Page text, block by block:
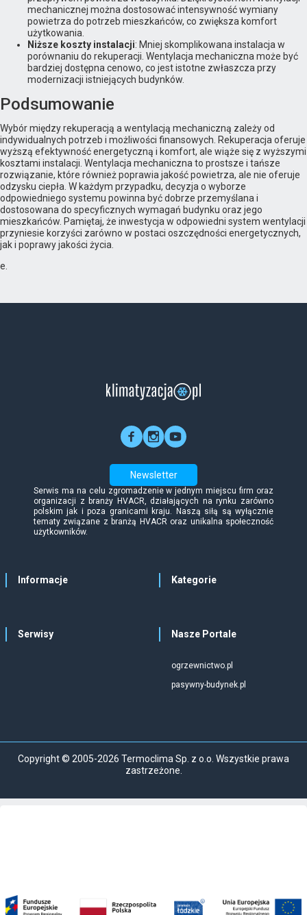
mechanicznej można dostosować intensywność wymiany
powietrza do potrzeb mieszkańców, co zwiększa komfort
użytkowania.
Niższe koszty instalacji: Mniej skomplikowana instalacja w
porównaniu do rekuperacji. Wentylacja mechaniczna może być
bardziej dostępna cenowo, co jest istotne zwłaszcza przy
modernizacji istniejących budynków.
Podsumowanie
Wybór między rekuperacją a wentylacją mechaniczną zależy od
indywidualnych potrzeb i możliwości finansowych. Rekuperacja oferuje
wyższą efektywność energetyczną i komfort, ale wiąże się z wyższymi
kosztami instalacji. Wentylacja mechaniczna to prostsze i tańsze
rozwiązanie, które również poprawia jakość powietrza, ale nie oferuje
odzysku ciepła. W każdym przypadku, decyzja o wyborze
odpowiedniego systemu powinna być dobrze przemyślana i
dostosowana do specyficznych wymagań budynku oraz jego
mieszkańców. Pamiętaj, że inwestycja w odpowiedni system wentylacji
przyniesie korzyści zarówno w postaci oszczędności energetycznych,
jak i poprawy jakości życia.
e.
Newsletter
Serwis ma na celu zgromadzenie w jednym miejscu firm oraz
organizacji z branży HVACR, działających na rynku zarówno
polskim jak i poza granicami kraju. Naszą siłą są wyłącznie
tematy związane z branżą HVACR oraz unikalna społeczność
użytkowników.
Informacje Kategorie
Serwisy Nasze Portale
ogrzewnictwo.pl
pasywny-budynek.pl
Copyright © 2005-2026 Termoclima Sp. z o.o. Wszystkie prawa
zastrzeżone.